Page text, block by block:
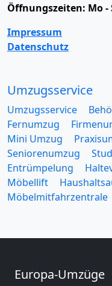
Öffnungszeiten: Mo -
Impressum
Datenschutz
Umzugsservice
Umzugsservice
Fernumzug
Mini Umzug
Seniorenumzug
Entrümpelung
Möbellift
Möbelmitfahrzentrale
Europa-Umzüge